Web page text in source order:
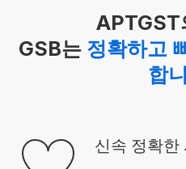
APTGST
GSB는 정확하고
합
신속 정확한